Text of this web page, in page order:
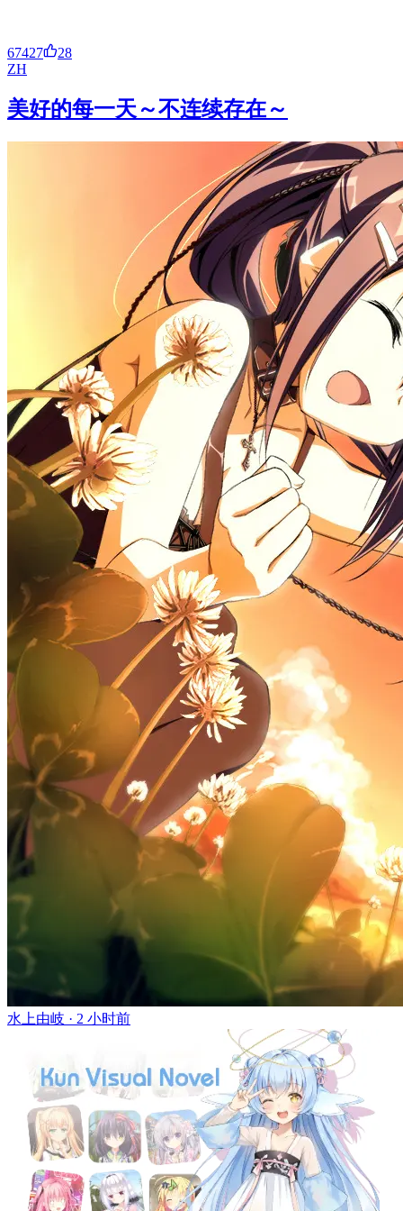
67427
28
ZH
美好的每一天～不连续存在～
水上由岐 · 2 小时前